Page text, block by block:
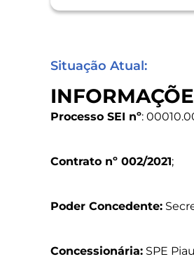
Situação Atual:
Processo SEI nº:
Contrato nº 002/2021;
Poder Concedente:
Concessionária: SPE